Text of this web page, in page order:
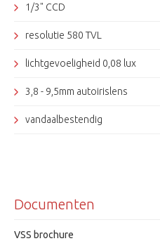
1/3" CCD
resolutie 580 TVL
lichtgevoeligheid 0,08 lux
3,8 - 9,5mm autoirislens
vandaalbestendig
afmetingen (hxØ) 100x145mm.
Documenten
VSS brochure